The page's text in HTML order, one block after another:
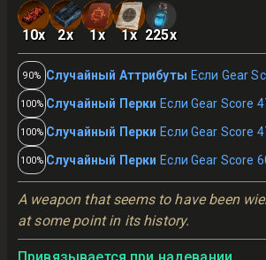
10x 2x 1x 1x 225x
90% Случайный Аттрибуты Если Gear
100% Случайный Перки Если Gear Score
100% Случайный Перки Если Gear Score
100% Случайный Перки Если Gear Score
A weapon that seems to have been
at some point in its history.